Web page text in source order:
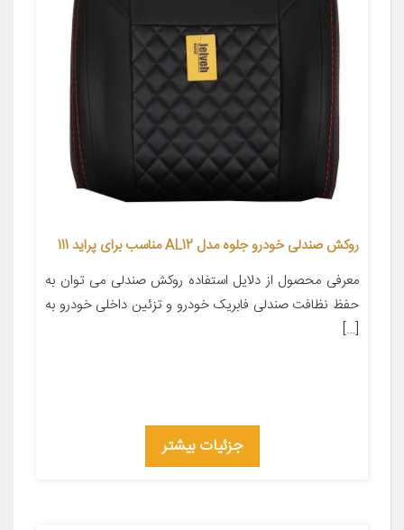
روکش صندلی خودرو جلوه مدل AL12 مناسب برای پراید 111
معرفی محصول از دلایل استفاده روکش صندلی می توان به
حفظ نظافت صندلی فابریک خودرو و تزئین داخلی خودرو به
[…]
جزئیات بیشتر